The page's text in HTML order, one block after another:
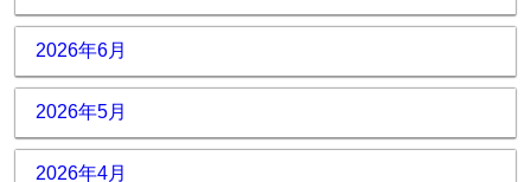
2026年6月
2026年5月
2026年4月